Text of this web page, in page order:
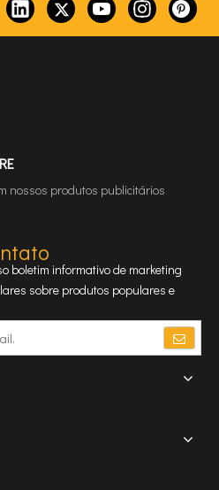
nossos produtos publicitários
boletim informativo de marketing
sobre produtos populares e